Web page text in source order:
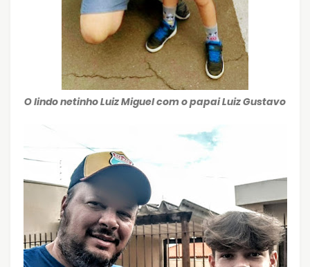
O lindo netinho Luiz Miguel com o papai Luiz Gustavo